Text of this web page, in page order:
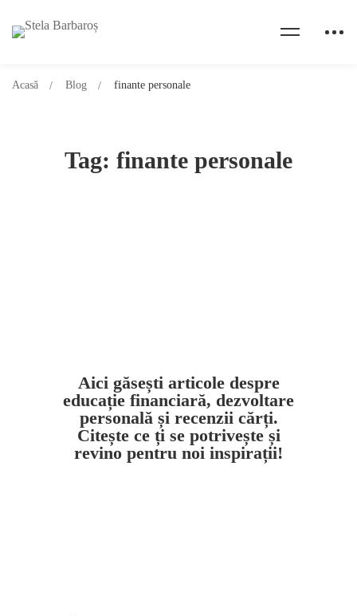
Tag: finante personale
Acasă Blog finante personale
Aici găsești articole despre
educație financiară, dezvoltare
personală și recenzii cărți.
Citește ce ți se potrivește și
revino pentru noi inspirații!